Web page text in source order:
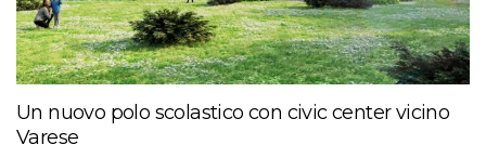
Un nuovo polo scolastico con civic center vicino
Varese